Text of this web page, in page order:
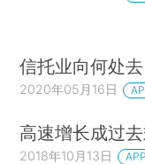
信托业向何处去
2020年05月16日
高速增长成过
2018年10月13日